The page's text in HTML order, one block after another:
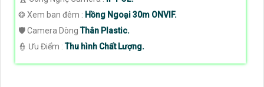
❂ Xem ban đêm : Hồng Ngoại 30m ONVIF.
🛡 Camera DòngThân Plastic.
️👮 Ưu Điểm :Thu hình Chất Lượng.